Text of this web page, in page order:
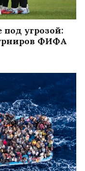
угрозой:
ФИФА